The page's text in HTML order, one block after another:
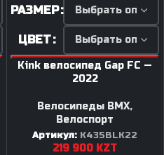
РАЗМЕР
ЦВЕТ
Kink велосипед Gap FC —
2022
Велосипеды BMX,
Велоспорт
Артикул: K435BLK22
219 900 KZT